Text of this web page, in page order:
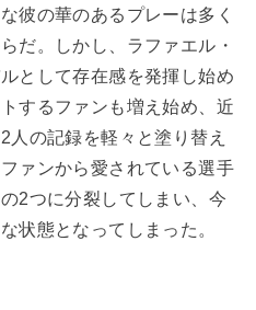
彼の華のあるプレーは多く
だ。しかし、ラファエル・
として存在感を発揮し始め
するファンも増え始め、近
人の記録を軽々と塗り替え
ァンから愛されている選手
2つに分裂してしまい、今
状態となってしまった。